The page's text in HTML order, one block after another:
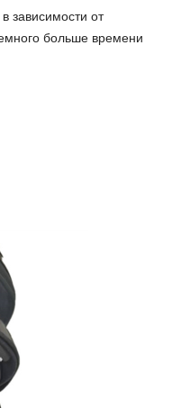
зависимости от
больше времени